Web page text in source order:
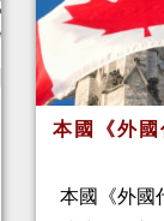
本國《外
本國《外國